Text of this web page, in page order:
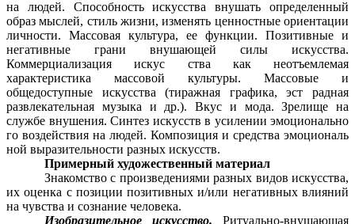
на людей. Способность искусства внушать определенный
образ мыслей, стиль жизни, изменять ценностные ориентации
личности. Массовая культура, ее функции. Позитивные и
негативные грани внушающей силы искусства.
Коммерциализация искус ства как неотъемлемая
характеристика массовой культуры. Массовые и
общедоступные искусства (тиражная графика, эст радная
развлекательная музыка и др.). Вкус и мода. Зрелище на
службе внушения. Синтез искусств в усилении эмоционально
го воздействия на людей. Композиция и средства эмоциональ
ной выразительности разных искусств.
Примерный художественный материал
Знакомство с произведениями разных видов искусства,
их оценка с позиции позитивных и/или негативных влияний
на чувства и сознание человека.
Изобразительное искусство. Ритуально-внушающая